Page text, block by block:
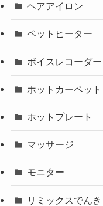
ヘアアイロン
ペットヒーター
ボイスレコーダー
ホットカーペット
ホットプレート
マッサージ
モニター
リミックスでんき